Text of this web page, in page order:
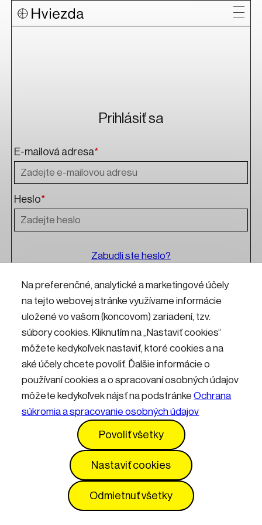
Na preferenčné, analytické a marketingové účely
na tejto webovej stránke využívame informácie
uložené vo vašom (koncovom) zariadení, tzv.
súbory cookies. Kliknutím na „Nastaviť cookies“
môžete kedykoľvek nastaviť, ktoré cookies a na
aké účely chcete povoliť. Ďalšie informácie o
používaní cookies a o spracovaní osobných údajov
môžete kedykoľvek nájsť na podstránkeOchrana
súkromia a spracovanie osobných údajov
Povoliť všetky
Nastaviť cookies
Odmietnuť všetky
Prihlásiť sa
E-mailová adresa*
Heslo*
Zabudli ste heslo?
Přihlásit
Kontakty Informácie pre návštevníkov
Prevádzkový poriadok
Vyhlásenie o prístupnosti Služby
Nastavenia cookies